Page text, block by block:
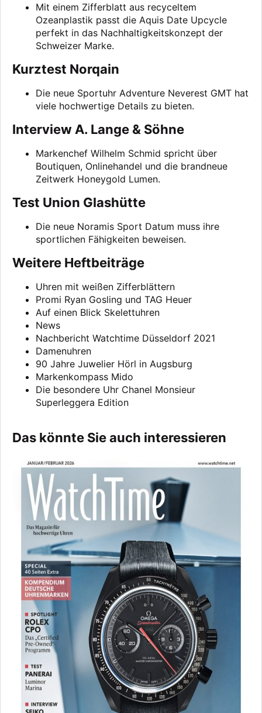
Mit einem Zifferblatt aus recyceltem
Ozeanplastik passt die Aquis Date Upcycle
perfekt in das Nachhaltigkeitskonzept der
Schweizer Marke.
Kurztest Norqain
Die neue Sportuhr Adventure Neverest GMT hat
viele hochwertige Details zu bieten.
Interview A. Lange & Söhne
Markenchef Wilhelm Schmid spricht über
Boutiquen, Onlinehandel und die brandneue
Zeitwerk Honeygold Lumen.
Test Union Glashütte
Die neue Noramis Sport Datum muss ihre
sportlichen Fähigkeiten beweisen.
Weitere Heftbeiträge
Uhren mit weißen Zifferblättern
Promi Ryan Gosling und TAG Heuer
Auf einen Blick Skelettuhren
News
Nachbericht Watchtime Düsseldorf 2021
Damenuhren
90 Jahre Juwelier Hörl in Augsburg
Markenkompass Mido
Die besondere Uhr Chanel Monsieur
Superleggera Edition
Das könnte Sie auch interessieren